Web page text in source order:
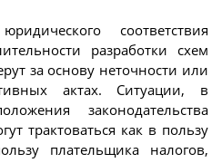
соответствия
разработки схем
за основу неточности или
актах. Ситуации, в
законодательства
трактоваться как в пользу
плательщика налогов,